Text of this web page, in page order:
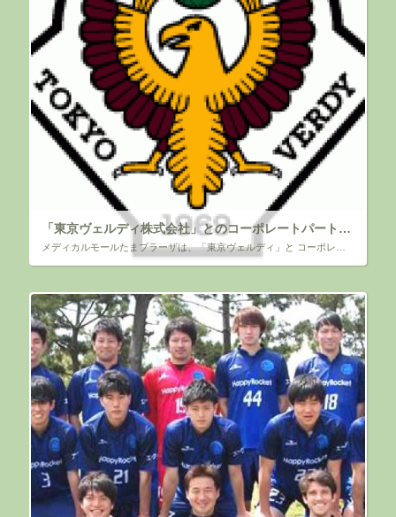
「東京ヴェルディ株式会社」とのコーポレートパートナー 契約のお知らせ